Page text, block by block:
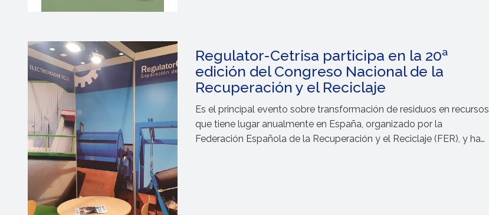
Regulator-Cetrisa participa en la 20ª
edición del Congreso Nacional de la
Recuperación y el Reciclaje
Es el principal evento sobre transformación de residuos en recursos
que tiene lugar anualmente en España, organizado por la
Federación Española de la Recuperación y el Reciclaje (FER), y ha